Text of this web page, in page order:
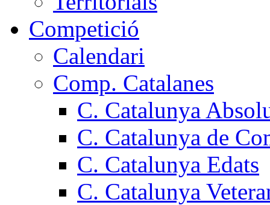
Competició
Calendari
Comp. Catalanes
C. Catalunya
C. Catalunya de
C. Catalunya Edats
C. Catalunya